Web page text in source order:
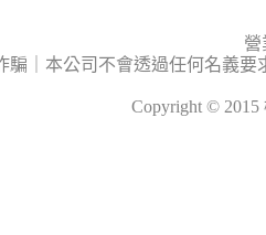
營
騙｜本公司不會透過任何名義
Copyright ©